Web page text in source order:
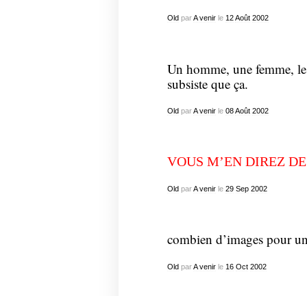
OldparA venirle 12 Août 2002
Un homme, une femme,
subsiste que ça.
OldparA venirle 08 Août 2002
VOUS M’EN DIREZ
OldparA venirle 29 Sep 2002
combien d’images pour
OldparA venirle 16 Oct 2002